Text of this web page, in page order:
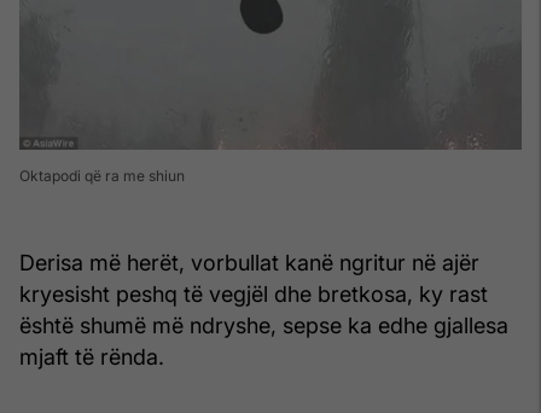
Oktapodi që ra me shiun
Derisa më herët, vorbullat kanë ngritur në ajër
kryesisht peshq të vegjël dhe bretkosa, ky rast
është shumë më ndryshe, sepse ka edhe gjallesa
mjaft të rënda.